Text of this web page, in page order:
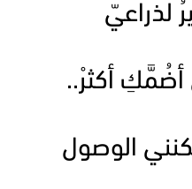
لذراعيّْ
أضُمَّكِ أكثرْ..
الوصول